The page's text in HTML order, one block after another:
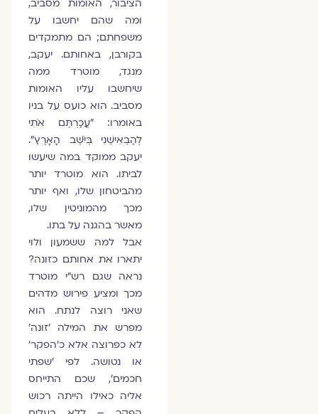
הציבור, האומות מסביב,
ומה שהם יחשבו על
משפחתם; הם מתמקדים
בקורבן, באחותם. יעקב,
מנגד, מוטרד ממה
שיחשבו עליו האומות
מסביב. הוא כועס על בניו
באומרו: "עֲכַרְתֶּם אֹתִי
לְהַבְאִישֵׁנִי בְּיֹשֵׁב הָאָרֶץ".
יעקב ממוקד במה שיעשו
לביתו. הוא מוטרד יותר
מהביטחון שלו, ואף יותר
מכך מהמוניטין שלו,
מאשר בהגנה על בתו.
אבל למה ששמעון ולוי
יתארו את אחותם כזונה?
נראה שגם רש"י מוטרד
מכך ומציע פירוש מדהים
שאני רוצה לנתח. הוא
מפרש את המילה 'זונה'
לא כפרוצה אלא כ'הפקר'
או נטושה. לפי 'שפתי
חכמים', שכם התייחס
אליה כאילו הייתה רכוש